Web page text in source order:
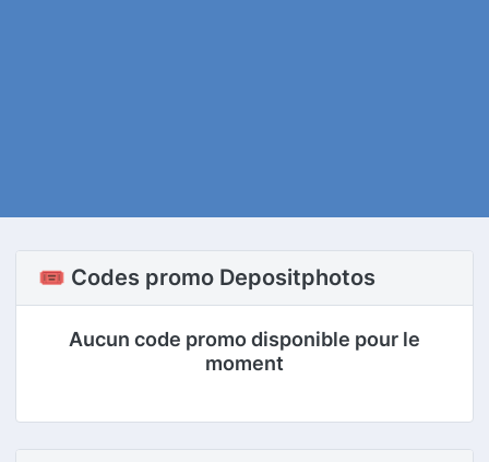
🎟️ Codes promo Depositphotos
Aucun code promo disponible pour le
moment